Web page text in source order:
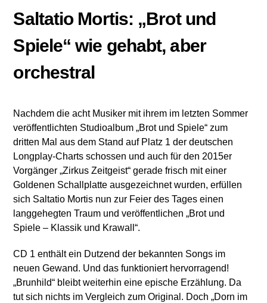
Saltatio Mortis: „Brot und
Spiele“ wie gehabt, aber
orchestral
Nachdem die acht Musiker mit ihrem im letzten Sommer
veröffentlichten Studioalbum „Brot und Spiele“ zum
dritten Mal aus dem Stand auf Platz 1 der deutschen
Longplay-Charts schossen und auch für den 2015er
Vorgänger „Zirkus Zeitgeist“ gerade frisch mit einer
Goldenen Schallplatte ausgezeichnet wurden, erfüllen
sich Saltatio Mortis nun zur Feier des Tages einen
langgehegten Traum und veröffentlichen „Brot und
Spiele – Klassik und Krawall“.
CD 1 enthält ein Dutzend der bekannten Songs im
neuen Gewand. Und das funktioniert hervorragend!
„Brunhild“ bleibt weiterhin eine epische Erzählung. Da
tut sich nichts im Vergleich zum Original. Doch „Dorn im